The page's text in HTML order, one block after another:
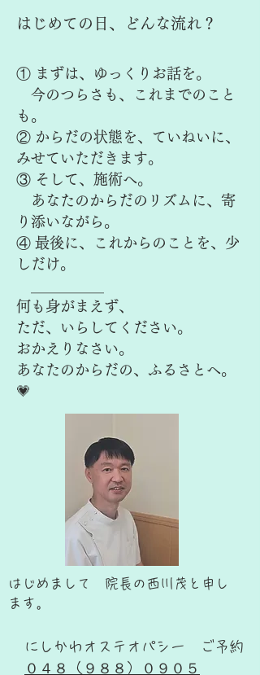
はじめての日、どんな流れ？
① まずは、ゆっくりお話を。
今のつらさも、これまでのこと
も。
② からだの状態を、ていねいに、
みせていただきます。
③ そして、施術へ。
あなたのからだのリズムに、寄
り添いながら。
④ 最後に、これからのことを、少
しだけ。
何も身がまえず、
ただ、いらしてください。
おかえりなさい。
あなたのからだの、ふるさとへ。
💗
はじめまして 院長の西川茂と申し
ます。
にしかわオステオパシー ご予約
０４８（９８８）０９０５